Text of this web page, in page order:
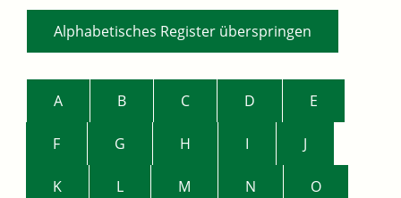
Alphabetisches Register überspringen
A B C D E
F G H I J
K L M N O